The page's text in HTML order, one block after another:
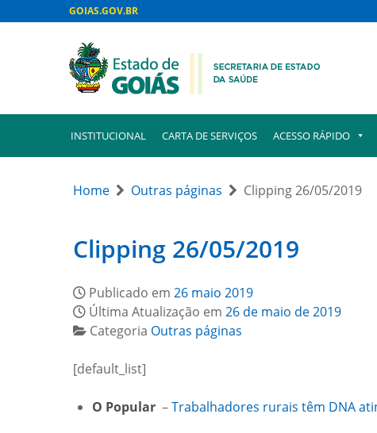
GOIAS.GOV.BR
INSTITUCIONAL CARTA DE SERVIÇOS ACESSO RÁPIDO
Home Outras páginas Clipping 26/05/2019
Clipping 26/05/2019
Publicado em 26 maio 2019
Última Atualização em 26 de maio de 2019
Categoria Outras páginas
[default_list]
O Popular –Trabalhadores rurais têm DNA